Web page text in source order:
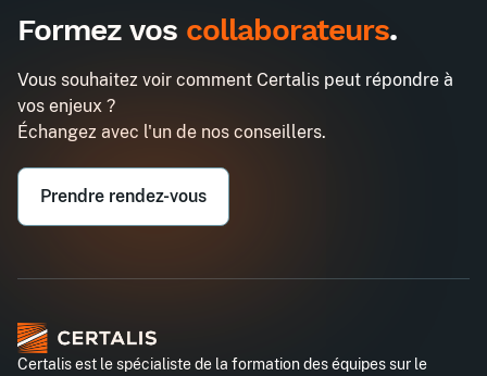
Faire un planning avec Microsoft
Entreprise*
Téléphone professionnel*
Formez vos collaborateurs.
Vous souhaitez voir comment Certalis peut répondre à
vos enjeux ?
Échangez avec l'un de nos conseillers.
Prendre rendez-vous
Certalis est le spécialiste de la formation des équipes sur le